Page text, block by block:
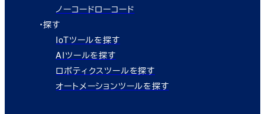
ノーコードローコード
・探す
IoTツールを探す
AIツールを探す
ロボティクスツールを探す
オートメーションツールを探す